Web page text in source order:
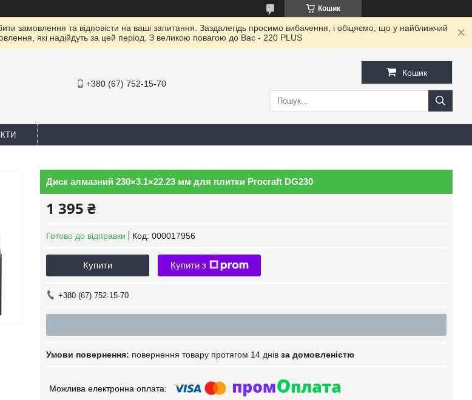
Кошик
замовлення та відповісти на ваші запитання. Заздалегідь просимо вибачення, і обіцяємо, що у найближчий
які надійдуть за цей період. З великою повагою до Ваc - 220 PLUS
+380 (67) 752-15-70
Кошик
Диск алмазний 230×3.1×22.23 мм для плитки Procraft DG230
1 395 ₴
Готово до відправки Код: 000017956
Купити Купити з
+380 (67) 752-15-70
повернення товару протягом 14 днів за домовленістю